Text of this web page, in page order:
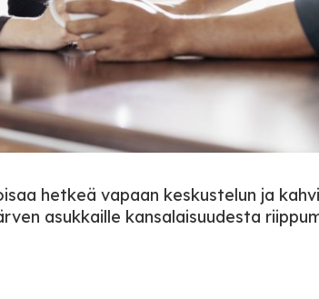
hetkeä vapaan keskustelun ja
asukkaille kansalaisuudesta